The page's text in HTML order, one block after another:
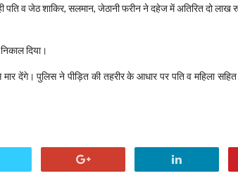
पति व जेठ शाकिर, सलमान, जेठानी फरीन ने दहेज में अतिरित दो
दिया।
देंगे। पुलिस ने पीड़ित की तहरीर के आधार पर पति व महिला सहित